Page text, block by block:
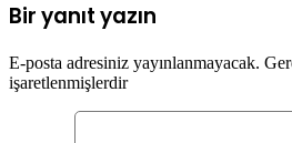
Bir yanıt yazın
E-posta adresiniz yayınlanmayacak.
işaretlenmişlerdir